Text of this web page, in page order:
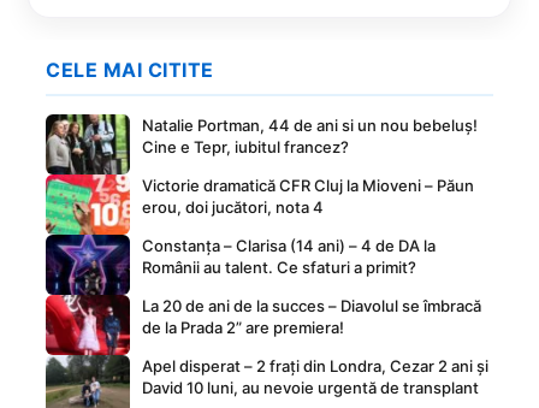
CELE MAI CITITE
Natalie Portman, 44 de ani si un nou bebeluș!
Cine e Tepr, iubitul francez?
Victorie dramatică CFR Cluj la Mioveni – Păun
erou, doi jucători, nota 4
Constanța – Clarisa (14 ani) – 4 de DA la
Românii au talent. Ce sfaturi a primit?
La 20 de ani de la succes – Diavolul se îmbracă
de la Prada 2” are premiera!
Apel disperat – 2 frați din Londra, Cezar 2 ani și
David 10 luni, au nevoie urgentă de transplant